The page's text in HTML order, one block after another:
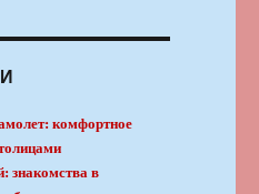
комфортное
знакомства в